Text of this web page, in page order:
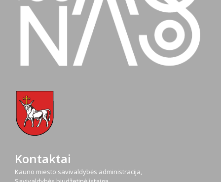
Kontaktai
Kauno miesto savivaldybės administracija,